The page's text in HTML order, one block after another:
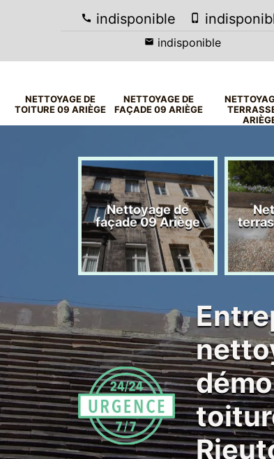
indisponible
indisponible
NETTOYAGE DE
TOITURE 09 ARIÈGE
NETTOYAGE DE
FAÇADE 09 ARIÈGE
Nettoyage de
façade 09 Ariège